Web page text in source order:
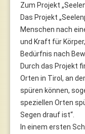
Zum Projekt
Das Projekt
Menschen nach
und Kraft für
Bedürfnis nach
Durch das Projekt
Orten in Tirol, an
spüren können,
speziellen Orten
Segen drauf ist“.
In einem ersten